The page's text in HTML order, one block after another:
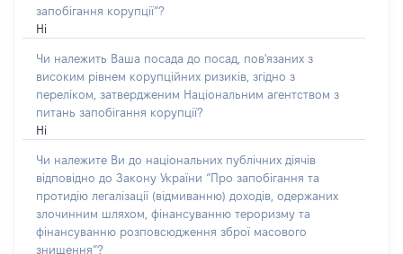
запобігання корупції”?
Ні
Чи належить Ваша посада до посад, пов'язаних з
високим рівнем корупційних ризиків, згідно з
переліком, затвердженим Національним агентством з
питань запобігання корупції?
Ні
Чи належите Ви до національних публічних діячів
відповідно до Закону України “Про запобігання та
протидію легалізації (відмиванню) доходів, одержаних
злочинним шляхом, фінансуванню тероризму та
фінансуванню розповсюдження зброї масового
знищення”?